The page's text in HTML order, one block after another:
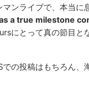
マンライブで、本当に
a true milestone
にとって真の節目と
の投稿はもちろん